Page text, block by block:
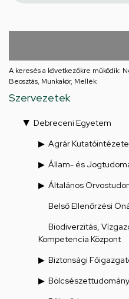
A keresés a következőkre működik:
Beosztás, Munkakör, Mellék
Szervezetek
Debreceni Egyetem
Agrár
Állam- és
Általános
Belső Ellenőrzési
Biodiverzitás,
Kompetencia Központ
Biztonsági